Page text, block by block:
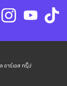
อาร์เอส กรุ๊ป